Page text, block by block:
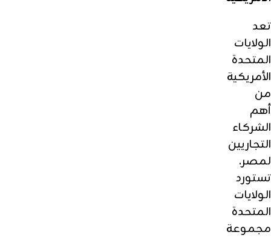
تعد
الولايات
المتحدة
الأمريكية
من
أهم
الشركاء
التجاريين
لمصر.
تستورد
الولايات
المتحدة
مجموعة